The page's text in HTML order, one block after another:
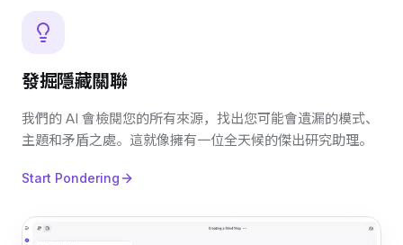
發掘隱藏關聯
我們的 AI 會檢閱您的所有來源，找出您可能會遺漏的模式、
主題和矛盾之處。這就像擁有一位全天候的傑出研究助理。
Start Pondering